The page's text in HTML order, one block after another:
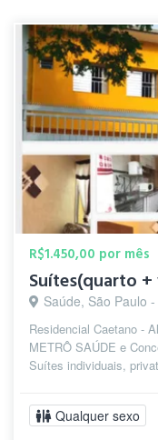
R$1.450,00 por mês
Saúde, São Paulo -
Residencial Caetano -
METRÔ SAÚDE e
Suítes individuais,
Qualquer sexo